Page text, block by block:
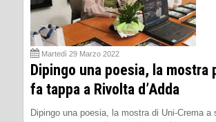
Martedì 29 Marzo 2022
Dipingo una poesia, la mostra
fa tappa a Rivolta d’Adda
Dipingo una poesia, la mostra di Uni-Crema a